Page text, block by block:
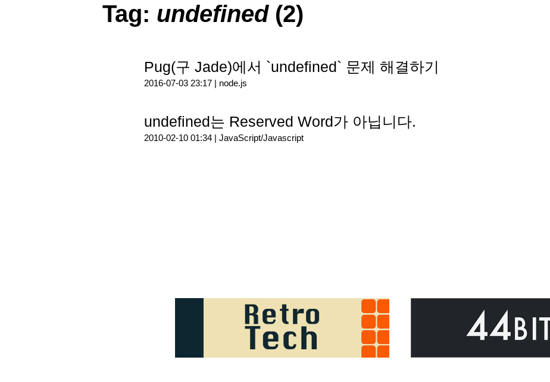
Tag: undefined(2)
Pug(구 Jade)에서 `undefined` 문제 해결하기
2016-07-03 23:17 | node.js
undefined는 Reserved Word가 아닙니다.
2010-02-10 01:34 | JavaScript/Javascript